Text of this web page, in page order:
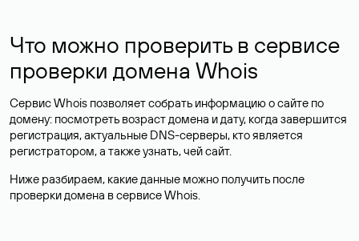
Что можно проверить в сервисе
проверки домена Whois
Сервис Whois позволяет собрать информацию о сайте по
домену: посмотреть возраст домена и дату, когда завершится
регистрация, актуальные DNS-серверы, кто является
регистратором, а также узнать, чей сайт.
Ниже разбираем, какие данные можно получить после
проверки домена в сервисе Whois.